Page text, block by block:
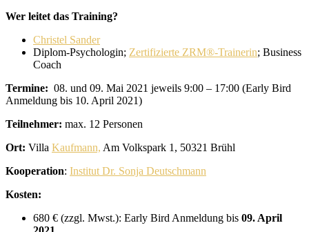
Wer leitet das Training?
Christel Sander
Diplom-Psychologin; Zertifizierte ZRM®-Trainerin; Business
Coach
Termine: 08. und 09. Mai 2021 jeweils 9:00 – 17:00 (Early Bird
Anmeldung bis 10. April 2021)
Teilnehmer: max. 12 Personen
Ort: Villa Kaufmann, Am Volkspark 1, 50321 Brühl
Kooperation: Institut Dr. Sonja Deutschmann
Kosten:
680 € (zzgl. Mwst.): Early Bird Anmeldung bis 09. April